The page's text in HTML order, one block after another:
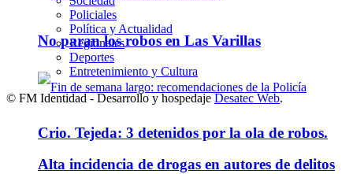
No paran los robos en Las Varillas
Crio. Tejeda: 3 detenidos por la ola de robos.
Alta incidencia de drogas en autores de delitos
Policiales
Política y Actualidad
Regionales
Deportes
Entretenimiento y Cultura
© FM Identidad - Desarrollo y hospedaje Desatec Web.